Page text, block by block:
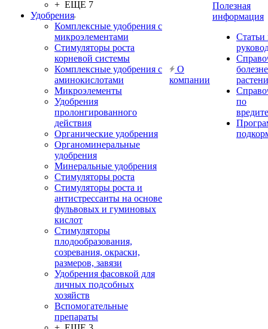
+ ЕЩЕ 7
Удобрения
Комплексные удобрения с
микроэлементами
Стимуляторы роста
корневой системы
Комплексные удобрения с
аминокислотами
Микроэлементы
Удобрения
пролонгированного
действия
Органические удобрения
Органоминеральные
удобрения
Минеральные удобрения
Стимуляторы роста
Стимуляторы роста и
антистрессанты на основе
фульвовых и гуминовых
кислот
Стимуляторы
плодообразования,
созревания, окраски,
размеров, завязи
Удобрения фасовкой для
личных подсобных
хозяйств
Вспомогательные
препараты
О
компании
Полезная
информация
Статьи
по